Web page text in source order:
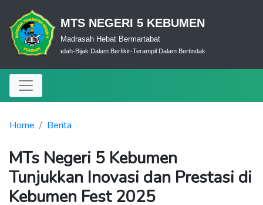
MTS NEGERI 5 KEBUMEN
Madrasah Hebat Bermartabat
Cerdas Dalam Ibadah-Bijak Dalam Berfikir-Terampil Dalam Bertindak
Home Berita
MTs Negeri 5 Kebumen
Tunjukkan Inovasi dan Prestasi di
Kebumen Fest 2025